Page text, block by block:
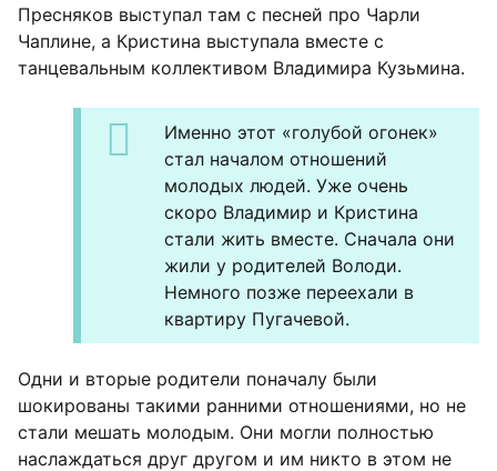
Пресняков выступал там с песней про Чарли
Чаплине, а Кристина выступала вместе с
танцевальным коллективом Владимира Кузьмина.
Именно этот «голубой огонек»
стал началом отношений
молодых людей. Уже очень
скоро Владимир и Кристина
стали жить вместе. Сначала они
жили у родителей Володи.
Немного позже переехали в
квартиру Пугачевой.
Одни и вторые родители поначалу были
шокированы такими ранними отношениями, но не
стали мешать молодым. Они могли полностью
наслаждаться друг другом и им никто в этом не